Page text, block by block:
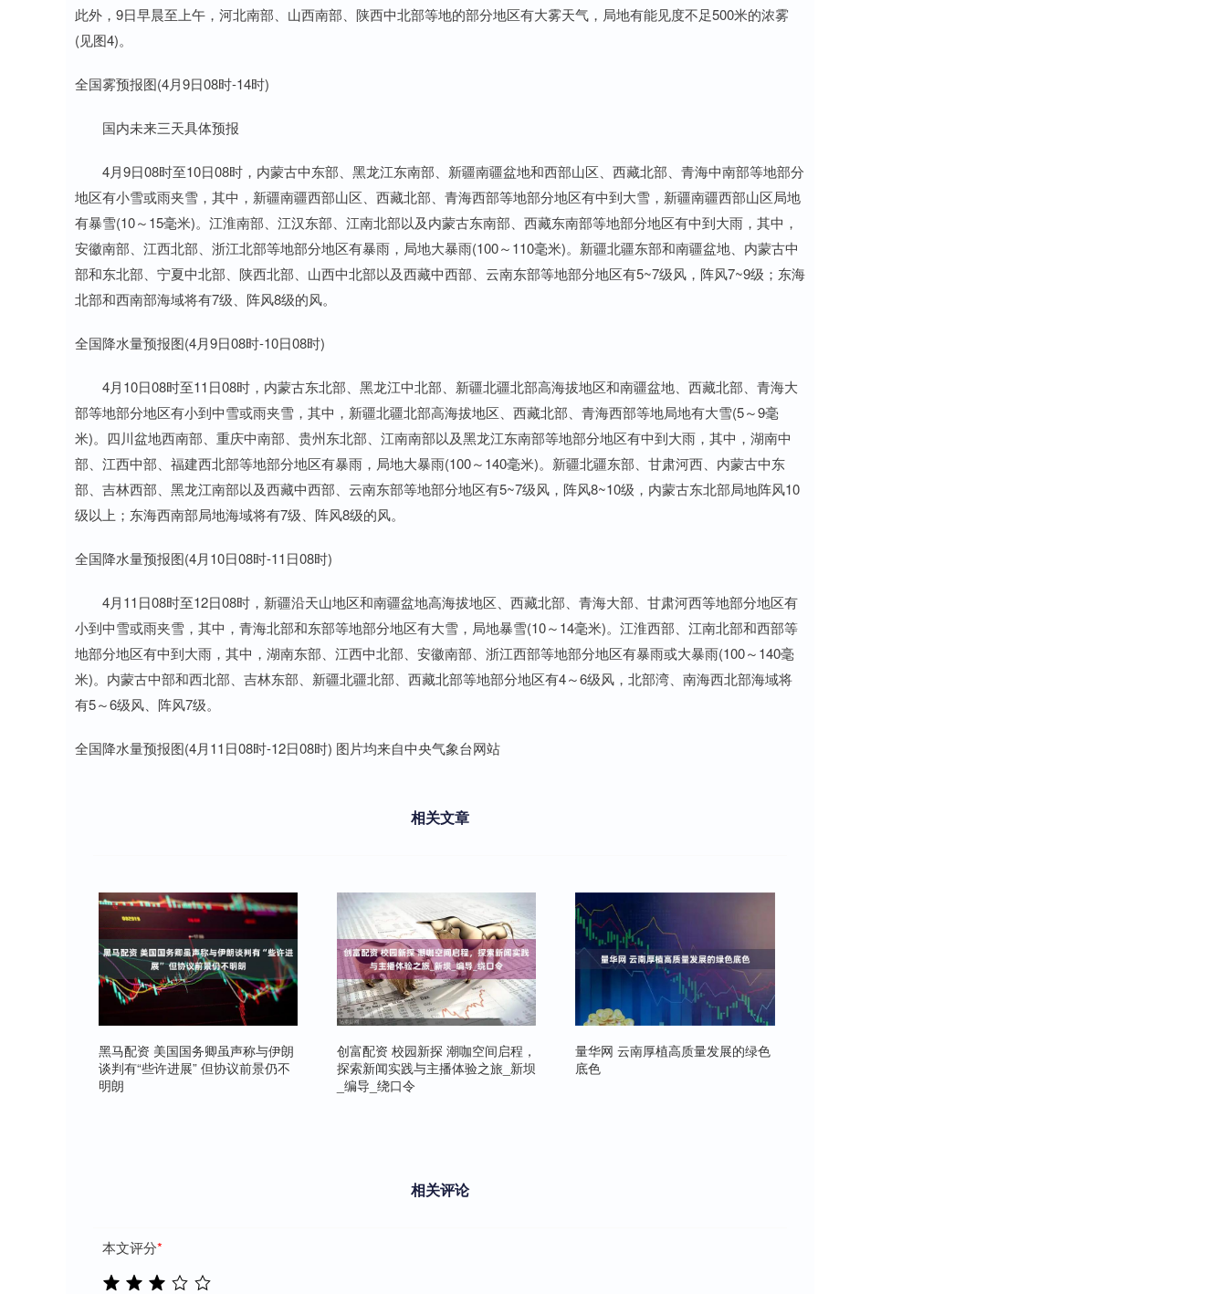
此外，9日早晨至上午，河北南部、山西南部、陕西中北部等地的部分地区有大雾天气，局地有能见度不足500米的浓雾
(见图4)。
全国雾预报图(4月9日08时-14时)
国内未来三天具体预报
4月9日08时至10日08时，内蒙古中东部、黑龙江东南部、新疆南疆盆地和西部山区、西藏北部、青海中南部等地部分
地区有小雪或雨夹雪，其中，新疆南疆西部山区、西藏北部、青海西部等地部分地区有中到大雪，新疆南疆西部山区局地
有暴雪(10～15毫米)。江淮南部、江汉东部、江南北部以及内蒙古东南部、西藏东南部等地部分地区有中到大雨，其中，
安徽南部、江西北部、浙江北部等地部分地区有暴雨，局地大暴雨(100～110毫米)。新疆北疆东部和南疆盆地、内蒙古中
部和东北部、宁夏中北部、陕西北部、山西中北部以及西藏中西部、云南东部等地部分地区有5~7级风，阵风7~9级；东海
北部和西南部海域将有7级、阵风8级的风。
全国降水量预报图(4月9日08时-10日08时)
4月10日08时至11日08时，内蒙古东北部、黑龙江中北部、新疆北疆北部高海拔地区和南疆盆地、西藏北部、青海大
部等地部分地区有小到中雪或雨夹雪，其中，新疆北疆北部高海拔地区、西藏北部、青海西部等地局地有大雪(5～9毫
米)。四川盆地西南部、重庆中南部、贵州东北部、江南南部以及黑龙江东南部等地部分地区有中到大雨，其中，湖南中
部、江西中部、福建西北部等地部分地区有暴雨，局地大暴雨(100～140毫米)。新疆北疆东部、甘肃河西、内蒙古中东
部、吉林西部、黑龙江南部以及西藏中西部、云南东部等地部分地区有5~7级风，阵风8~10级，内蒙古东北部局地阵风10
级以上；东海西南部局地海域将有7级、阵风8级的风。
全国降水量预报图(4月10日08时-11日08时)
4月11日08时至12日08时，新疆沿天山地区和南疆盆地高海拔地区、西藏北部、青海大部、甘肃河西等地部分地区有
小到中雪或雨夹雪，其中，青海北部和东部等地部分地区有大雪，局地暴雪(10～14毫米)。江淮西部、江南北部和西部等
地部分地区有中到大雨，其中，湖南东部、江西中北部、安徽南部、浙江西部等地部分地区有暴雨或大暴雨(100～140毫
米)。内蒙古中部和西北部、吉林东部、新疆北疆北部、西藏北部等地部分地区有4～6级风，北部湾、南海西北部海域将
有5～6级风、阵风7级。
全国降水量预报图(4月11日08时-12日08时) 图片均来自中央气象台网站
相关文章
黑马配资 美国国务卿虽声称与伊朗
谈判有“些许进展” 但协议前景仍不
明朗
创富配资 校园新探 潮咖空间启程，
探索新闻实践与主播体验之旅_新坝
_编导_绕口令
量华网 云南厚植高质量发展的绿色
底色
相关评论
本文评分*